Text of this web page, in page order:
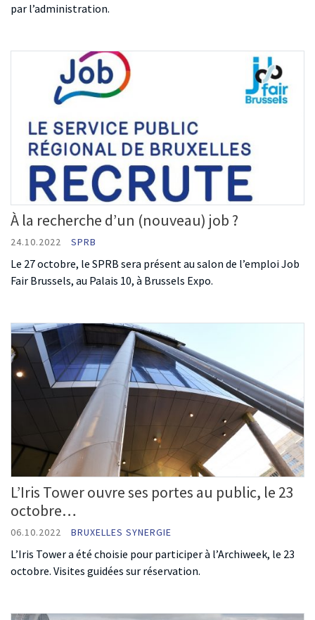
par l’administration.
À la recherche d’un (nouveau) job ?
24.10.2022 SPRB
Le 27 octobre, le SPRB sera présent au salon de l’emploi Job
Fair Brussels, au Palais 10, à Brussels Expo.
L’Iris Tower ouvre ses portes au public, le 23
octobre…
06.10.2022 BRUXELLES SYNERGIE
L’Iris Tower a été choisie pour participer à l’Archiweek, le 23
octobre. Visites guidées sur réservation.